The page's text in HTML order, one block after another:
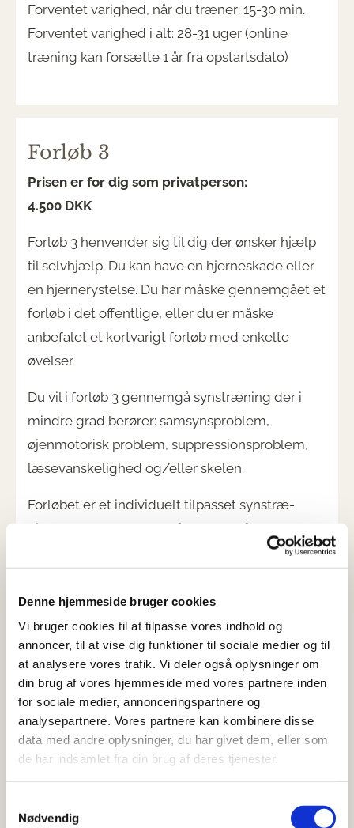
Denne hjemmeside bruger cookies
Vi bruger cookies til at tilpasse vores indhold og
annoncer, til at vise dig funktioner til sociale medier og til
at analysere vores trafik. Vi deler også oplysninger om
din brug af vores hjemmeside med vores partnere inden
for sociale medier, annonceringspartnere og
analysepartnere. Vores partnere kan kombinere disse
data med andre oplysninger, du har givet dem, eller som
de har indsamlet fra din brug af deres tjenester.
Nødvendig
Forventet varighed, når du træner: 15-30 min.
Forventet varighed i alt: 28-31 uger (online
træning kan forsætte 1 år fra opstartsdato)
Forløb 3
Prisen er for dig som privatperson:
4.500 DKK
Forløb 3 henvender sig til dig der ønsker hjælp
til selvhjælp. Du kan have en hjerneskade eller
en hjernerystelse. Du har måske gennemgået et
forløb i det offentlige, eller du er måske
anbefalet et kortvarigt forløb med enkelte
øvelser.
Du vil i forløb 3 gennemgå synstræning der i
mindre grad berører: samsynsproblem,
øjenmotorisk problem, suppressionsproblem,
læsevanskelighed og/eller skelen.
Forløbet er et individuelt tilpasset synstræ-
ningsprogram, hvor du låner eller får al
nødvendigt træningsudstyr til at kunne
Forløbet starter med 1 x opstart på træning,
senere 3 x kontroller, og slutteligt 1 x afslutning
og efterkontrol.
Du modtager øvelser ved opstarten og ved hver
kontrol, som du skal lave derhjemme så ofte
det er muligt for dig.
Forventet daglig træning på en varighed af: 15-